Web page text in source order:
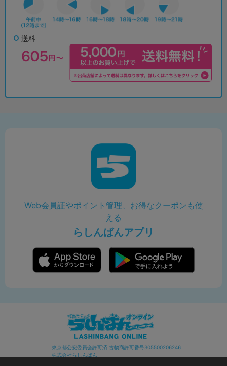
送料
Web会員証やポイント管理、お得なクーポンも使
える
らしんばんアプリ
東京都公安委員会許可済 古物商許可番号305500206246
株式会社らしんばん